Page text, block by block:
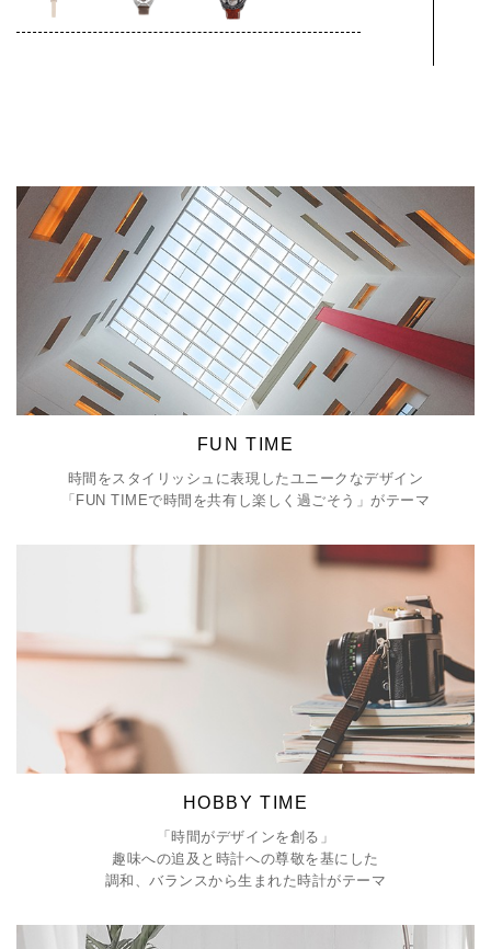
FUN TIME
時間をスタイリッシュに表現したユニークなデザイン
「FUN TIMEで時間を共有し楽しく過ごそう」がテーマ
HOBBY TIME
「時間がデザインを創る」
趣味への追及と時計への尊敬を基にした
調和、バランスから生まれた時計がテーマ